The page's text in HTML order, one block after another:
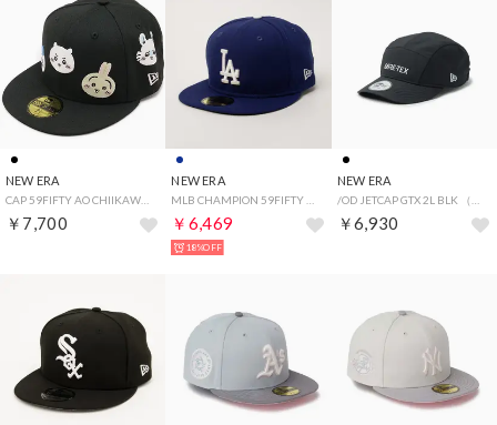
NEW ERA
￥7,700
NEW ERA
￥6,469
18%OFF
NEW ERA
￥6,930